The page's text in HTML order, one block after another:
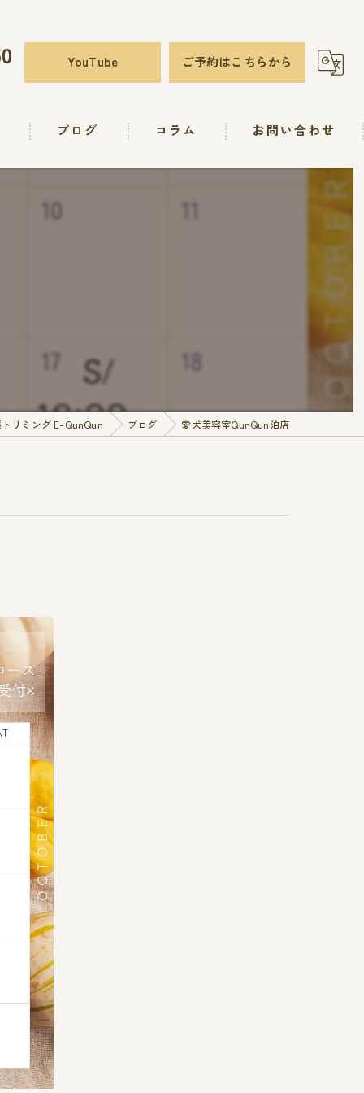
YouTube ご予約はこちらから
ブログ コラム お問い合わせ
リミング E-QunQun ブログ 愛犬美容室QunQun泊店